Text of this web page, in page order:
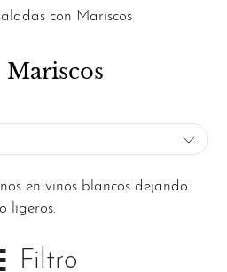
con Mariscos
Mariscos
en vinos blancos dejando
ligeros.
Filtro